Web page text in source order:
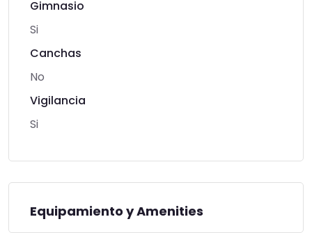
Gimnasio
Si
Canchas
No
Vigilancia
Si
Equipamiento y Amenities